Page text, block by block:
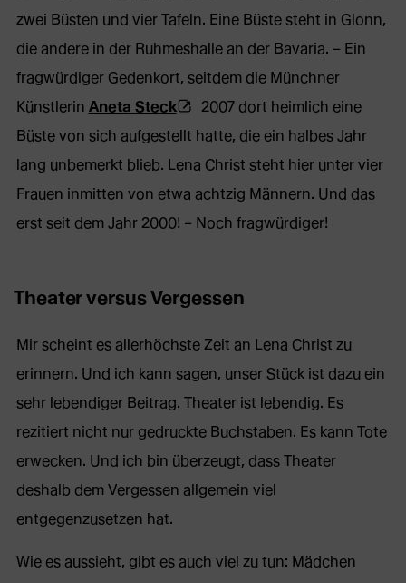
zwei Büsten und vier Tafeln. Eine Büste steht in Glonn,
die andere in der Ruhmeshalle an der Bavaria. – Ein
fragwürdiger Gedenkort, seitdem die Münchner
Künstlerin Aneta Steck(Öffnet
externe
Webseite
in
neuem
2007 dort heimlich eine
Büste von sich aufgestellt hatte, die ein halbes Jahr
lang unbemerkt blieb. Lena Christ steht hier unter vier
Frauen inmitten von etwa achtzig Männern. Und das
erst seit dem Jahr 2000! – Noch fragwürdiger!
Theater versus Vergessen
Mir scheint es allerhöchste Zeit an Lena Christ zu
erinnern. Und ich kann sagen, unser Stück ist dazu ein
sehr lebendiger Beitrag. Theater ist lebendig. Es
rezitiert nicht nur gedruckte Buchstaben. Es kann Tote
erwecken. Und ich bin überzeugt, dass Theater
deshalb dem Vergessen allgemein viel
entgegenzusetzen hat.
Wie es aussieht, gibt es auch viel zu tun: Mädchen